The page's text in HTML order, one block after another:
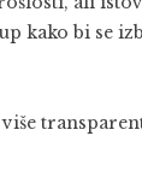
kako bi se